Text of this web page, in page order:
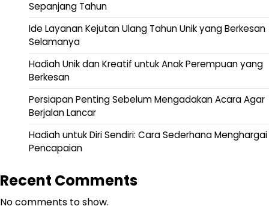
Sepanjang Tahun
Ide Layanan Kejutan Ulang Tahun Unik yang Berkesan
Selamanya
Hadiah Unik dan Kreatif untuk Anak Perempuan yang
Berkesan
Persiapan Penting Sebelum Mengadakan Acara Agar
Berjalan Lancar
Hadiah untuk Diri Sendiri: Cara Sederhana Menghargai
Pencapaian
Recent Comments
No comments to show.